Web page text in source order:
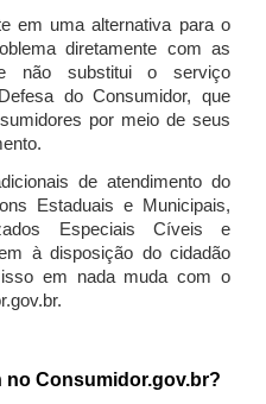
em uma alternativa para o
diretamente com as
não substitui o serviço
do Consumidor, que
por meio de seus
de atendimento do
Estaduais e Municipais,
Especiais Cíveis e
à disposição do cidadão
em nada muda com o
no Consumidor.gov.br?